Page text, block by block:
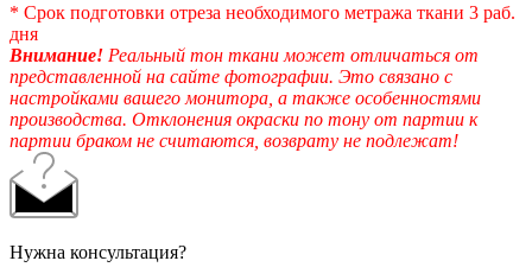
* Срок подготовки отреза необходимого метража ткани 3 раб.
дня
Внимание! Реальный тон ткани может отличаться от
представленной на сайте фотографии. Это связано с
настройками вашего монитора, а также особенностями
производства. Отклонения окраски по тону от партии к
партии браком не считаются, возврату не подлежат!
Нужна консультация?